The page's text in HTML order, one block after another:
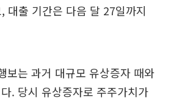
대출 기간은 다음 달 27일까지
보는 과거 대규모 유상증자 때와
. 당시 유상증자로 주주가치가